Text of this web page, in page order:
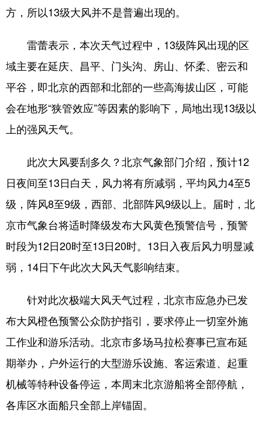
方，所以13级大风并不是普遍出现的。
雷蕾表示，本次天气过程中，13级阵风出现的区
域主要在延庆、昌平、门头沟、房山、怀柔、密云和
平谷，即北京的西部和北部的一些高海拔山区，可能
会在地形“狭管效应”等因素的影响下，局地出现13级以
上的强风天气。
此次大风要刮多久？北京气象部门介绍，预计12
日夜间至13日白天，风力将有所减弱，平均风力4至5
级，阵风8至9级，西部、北部阵风9级以上。届时，北
京市气象台将适时降级发布大风黄色预警信号，预警
时段为12日20时至13日20时。13日入夜后风力明显减
弱，14日下午此次大风天气影响结束。
针对此次极端大风天气过程，北京市应急办已发
布大风橙色预警公众防护指引，要求停止一切室外施
工作业和游乐活动。北京市多场马拉松赛事已宣布延
期举办，户外运行的大型游乐设施、客运索道、起重
机械等特种设备停运，本周末北京游船将全部停航，
各库区水面船只全部上岸锚固。